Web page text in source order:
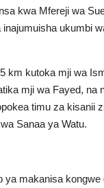
huria ya
la Mto Nile ..
wa Umoja wa
kwa Mfereji wa
ukumbi
km kutoka mji wa
mji wa Fayed, na
timu za kisanii
Sanaa ya Watu.
ya makanisa kongwe